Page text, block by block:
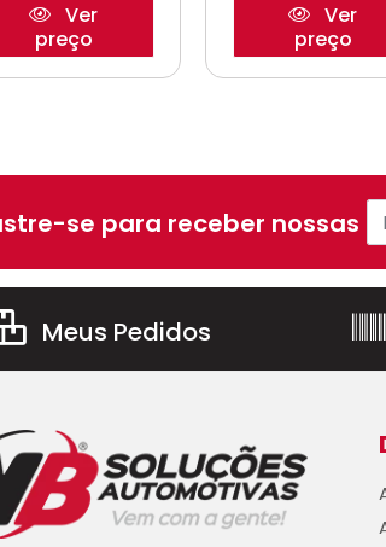
Ver
preço
Ver
preço
se para receber nossas
Meus Pedidos